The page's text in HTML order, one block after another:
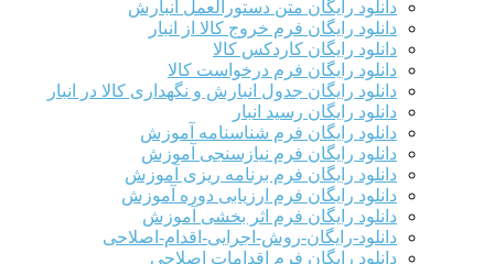
دانلود رایگان متن دستورالعمل انبارش
دانلود رایگان فرم خروج کالا از انبار
دانلود رایگان کاردکس کالا
دانلود رایگان فرم درخواست کالا
دانلود رایگان جدول انبارش و نگهداری کالا در انبار
دانلود رایگان رسید انبار
دانلود رایگان فرم شناسنامه آموزش
دانلود رایگان فرم نیازسنجی آموزش
دانلود رایگان فرم برنامه ریزی آموزش
دانلود رایگان فرم ارزیابی دوره آموزش
دانلود رایگان فرم اثر بخشی آموزش
دانلود-رایگان-روش-اجرایی-اقدام-اصلاحی
دانلود رایگان فرم اقدامات اصلاحی